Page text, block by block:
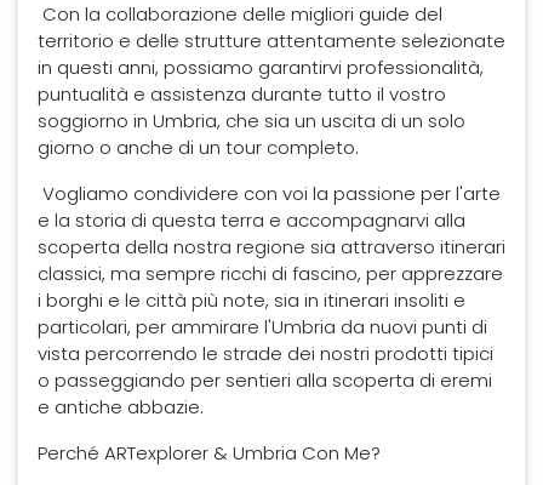
Con la collaborazione delle migliori guide del
territorio e delle strutture attentamente selezionate
in questi anni, possiamo garantirvi professionalità,
puntualità e assistenza durante tutto il vostro
soggiorno in Umbria, che sia un uscita di un solo
giorno o anche di un tour completo.
Vogliamo condividere con voi la passione per l'arte
e la storia di questa terra e accompagnarvi alla
scoperta della nostra regione sia attraverso itinerari
classici, ma sempre ricchi di fascino, per apprezzare
i borghi e le città più note, sia in itinerari insoliti e
particolari, per ammirare l'Umbria da nuovi punti di
vista percorrendo le strade dei nostri prodotti tipici
o passeggiando per sentieri alla scoperta di eremi
e antiche abbazie.
Perché ARTexplorer & Umbria Con Me?